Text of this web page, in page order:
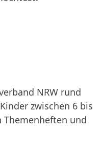
NRW rund
zwischen 6 bis
Themenheften und